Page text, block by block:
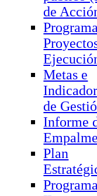
de
Metas e
de
Informe
Empalme
Plan